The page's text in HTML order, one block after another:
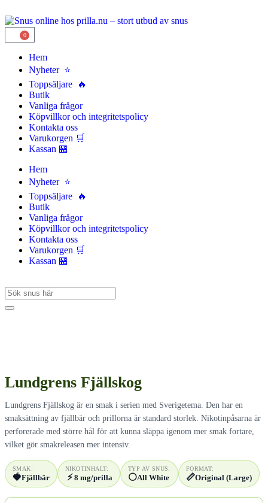
0
Hem
Nyheter ⭐
Toppsäljare 🔥
Butik
Vanliga frågor
Köpvillkor och integritetspolicy
Kontakta oss
Varukorgen 🛒
Kassan 🏪
Hem
Nyheter ⭐
Toppsäljare 🔥
Butik
Vanliga frågor
Köpvillkor och integritetspolicy
Kontakta oss
Varukorgen 🛒
Kassan 🏪
Lundgrens Fjällskog
Lundgrens Fjällskog är en smak i serien med Sverigetema. Den har en
smaksättning av fjällbär och prillorna är standard storlek. Nikotinpåsarna är
perforerade med större hål för att kunna släppa igenom mer smak fortare,
vilket gör smakreleasen mer intensiv.
SMAK:
🍓Fjällbär
NIKOTINHALT:
⚡8 mg/prilla
TYP AV SNUS:
⚪All White
FORMAT:
📏Original (Large)